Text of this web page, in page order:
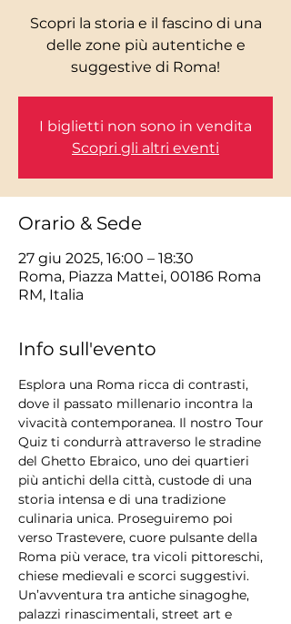
Scopri la storia e il fascino di una
delle zone più autentiche e
I biglietti non sono in vendita
Scopri gli altri eventi
Orario & Sede
27 giu 2025, 16:00 – 18:30
Roma, Piazza Mattei, 00186 Roma
RM, Italia
Info sull'evento
Esplora una Roma ricca di contrasti,
dove il passato millenario incontra la
vivacità contemporanea. Il nostro Tour
Quiz ti condurrà attraverso le stradine
del Ghetto Ebraico, uno dei quartieri
più antichi della città, custode di una
storia intensa e di una tradizione
culinaria unica. Proseguiremo poi
verso Trastevere, cuore pulsante della
Roma più verace, tra vicoli pittoreschi,
chiese medievali e scorci suggestivi.
Un’avventura tra antiche sinagoghe,
palazzi rinascimentali, street art e